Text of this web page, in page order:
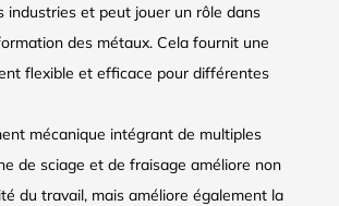
industries et peut jouer un rôle dans
des métaux. Cela fournit une
flexible et efficace pour différentes
mécanique intégrant de multiples
de sciage et de fraisage améliore non
du travail, mais améliore également la